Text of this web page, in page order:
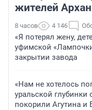
жителей
8 часов 4 146
«Я потерял жену,
уфимской
закрытии завода
«Нам не хотелось
уральской
покорили Агутина и